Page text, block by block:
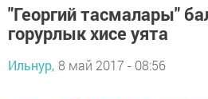
"Георгий тасмалары"
горурлык хисе уята
Ильнур, 8 май 2017 - 08:56